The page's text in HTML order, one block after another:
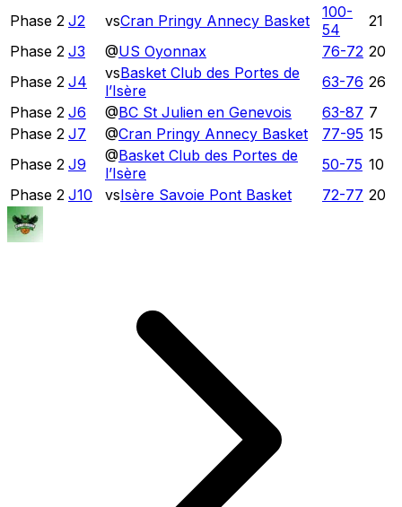
Phase 2 J2 vsCran Pringy Annecy Basket 100-
54
21
Phase 2 J3 @US Oyonnax 76-72 20
Phase 2 J4 vsBasket Club des Portes de
l’Isère
63-76 26
Phase 2 J6 @BC St Julien en Genevois 63-87 7
Phase 2 J7 @Cran Pringy Annecy Basket 77-95 15
Phase 2 J9 @Basket Club des Portes de
l’Isère
50-75 10
Phase 2 J10 vsIsère Savoie Pont Basket 72-77 20